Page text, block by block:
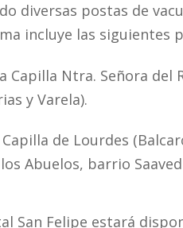
diversas postas de
incluye las siguientes
Capilla Ntra. Señora del
y Varela).
Capilla de Lourdes
Abuelos, barrio
San Felipe estará